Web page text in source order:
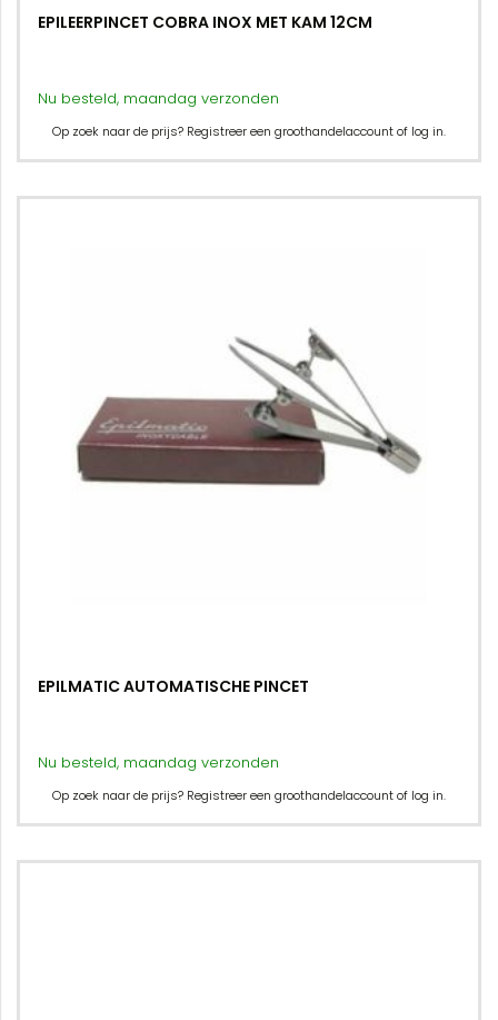
EPILEERPINCET COBRA INOX MET KAM 12CM
Nu besteld, maandag verzonden
Op zoek naar de prijs? Registreer een groothandelaccount of log in.
EPILMATIC AUTOMATISCHE PINCET
Nu besteld, maandag verzonden
Op zoek naar de prijs? Registreer een groothandelaccount of log in.